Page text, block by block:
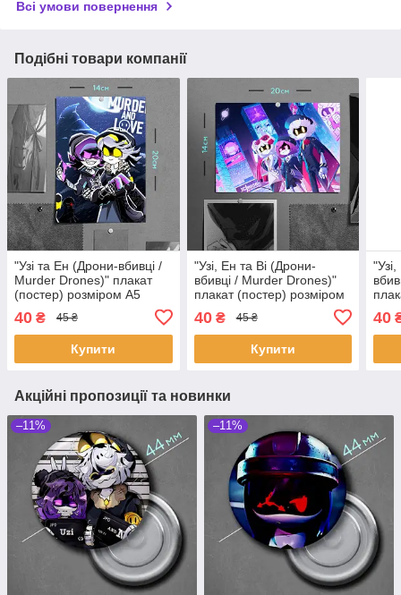
Всі умови повернення
Подібні товари компанії
"Узі та Ен (Дрони-вбивці /
Murder Drones)" плакат
(постер) розміром А5
40 ₴ 45 ₴
Купити
"Узі, Ен та Ві (Дрони-
вбивці / Murder Drones)"
плакат (постер) розміром
40₴ 45 ₴
Купити
40
Акційні пропозиції та новинки
–11% –11%